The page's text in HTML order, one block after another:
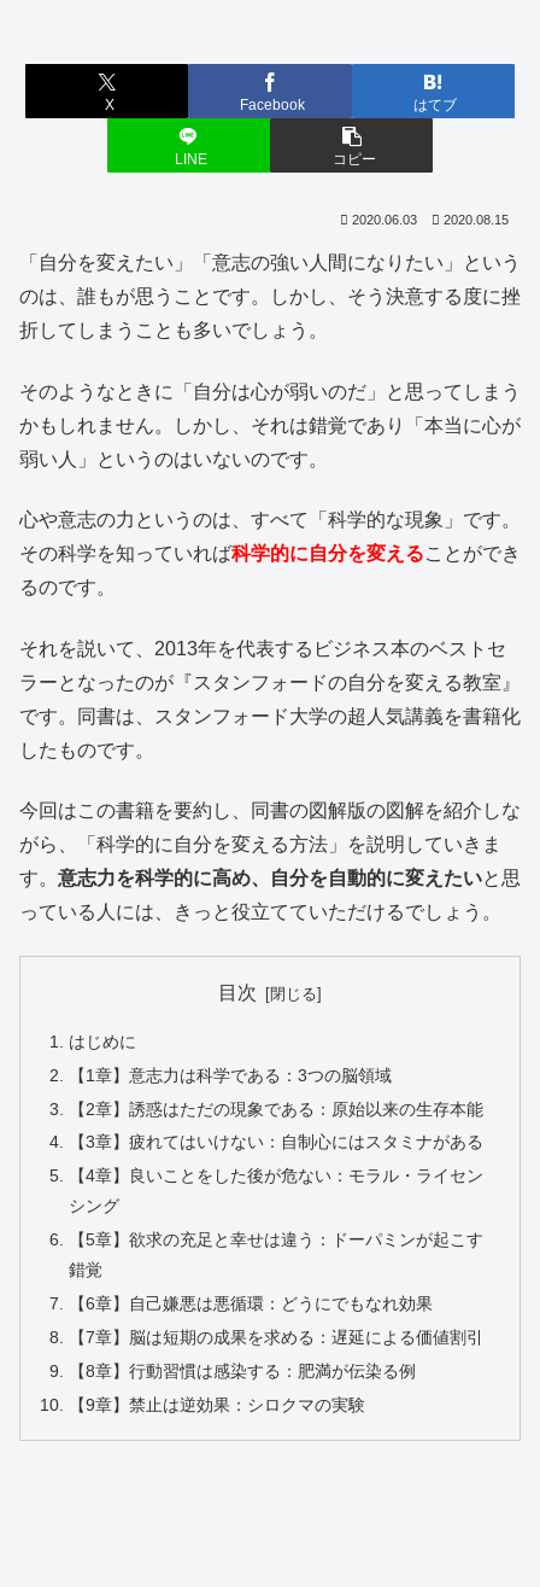
X Facebook はてブ
LINE コピー
2020.06.03 2020.08.15
「自分を変えたい」「意志の強い人間になりたい」という
のは、誰もが思うことです。しかし、そう決意する度に挫
折してしまうことも多いでしょう。
そのようなときに「自分は心が弱いのだ」と思ってしまう
かもしれません。しかし、それは錯覚であり「本当に心が
弱い人」というのはいないのです。
心や意志の力というのは、すべて「科学的な現象」です。
その科学を知っていれば科学的に自分を変えることができ
るのです。
それを説いて、2013年を代表するビジネス本のベストセ
ラーとなったのが『スタンフォードの自分を変える教室』
です。同書は、スタンフォード大学の超人気講義を書籍化
したものです。
今回はこの書籍を要約し、同書の図解版の図解を紹介しな
がら、「科学的に自分を変える方法」を説明していきま
す。 意志力を科学的に高め、自分を自動的に変えたいと思
っている人には、きっと役立てていただけるでしょう。
目次
はじめに
【1章】意志力は科学である：3つの脳領域
【2章】誘惑はただの現象である：原始以来の生存本能
【3章】疲れてはいけない：自制心にはスタミナがある
【4章】良いことをした後が危ない：モラル・ライセン
シング
【5章】欲求の充足と幸せは違う：ドーパミンが起こす
錯覚
【6章】自己嫌悪は悪循環：どうにでもなれ効果
【7章】脳は短期の成果を求める：遅延による価値割引
【8章】行動習慣は感染する：肥満が伝染る例
【9章】禁止は逆効果：シロクマの実験